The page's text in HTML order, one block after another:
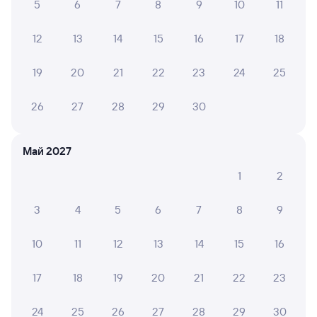
Сочи
10:12 23:09
12 ч 57 м в пути
от 2 ⁠014 ⁠₽ 2 ⁠125 ⁠₽
108Э Ночной экспресс Проходящий 10
9 ч 15 м в пути
5 6 7 8 9 10 11
12 13 14 15 16 17 18
19 20 21 22 23 24 25
26 27 28 29 30
Май 2027
1
2
3 4 5 6 7 8 9
10 11 12 13 14 15 16
17 18 19 20 21 22 23
24 25 26 27 28 29 30